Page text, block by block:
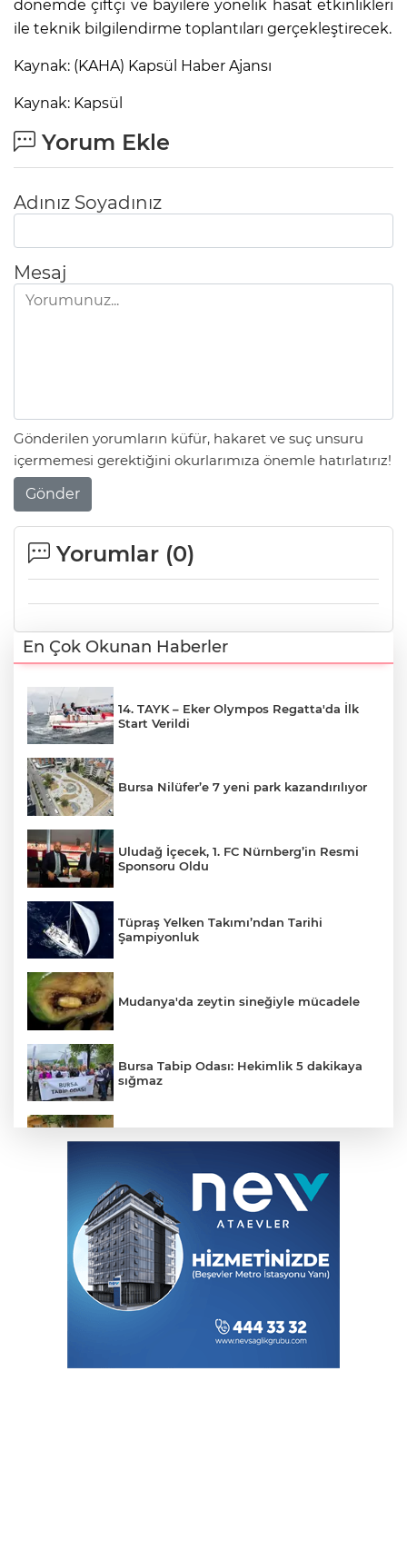
dönemde çiftçi ve bayilere yönelik hasat etkinlikleri
ile teknik bilgilendirme toplantıları gerçekleştirecek.
Kaynak: (KAHA) Kapsül Haber Ajansı
Kaynak: Kapsül
Yorum Ekle
Adınız Soyadınız
Mesaj
Gönderilen yorumların küfür, hakaret ve suç unsuru
içermemesi gerektiğini okurlarımıza önemle hatırlatırız!
Gönder
Yorumlar (0)
En Çok Okunan Haberler
14. TAYK – Eker Olympos Regatta'da İlk
Start Verildi
Bursa Nilüfer’e 7 yeni park kazandırılıyor
Uludağ İçecek, 1. FC Nürnberg’in Resmi
Sponsoru Oldu
Tüpraş Yelken Takımı’ndan Tarihi
Şampiyonluk
Mudanya'da zeytin sineğiyle mücadele
Bursa Tabip Odası: Hekimlik 5 dakikaya
sığmaz
Nissan Qashqai e-POWER’den Guinness
Dünya Rekoru: Tek Depoyla 1980 km
Emirates ve Arsenal'in Uzun Soluklu
Ortaklığı 2033'e Kadar Uzadı
AJet'in Direkt Uçuşlarıyla Ankara Rus
Turizm Pazarında Tanıtılacak